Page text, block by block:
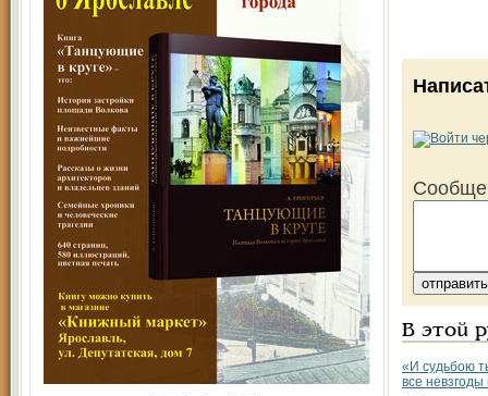
В этой
«И судьбою
все